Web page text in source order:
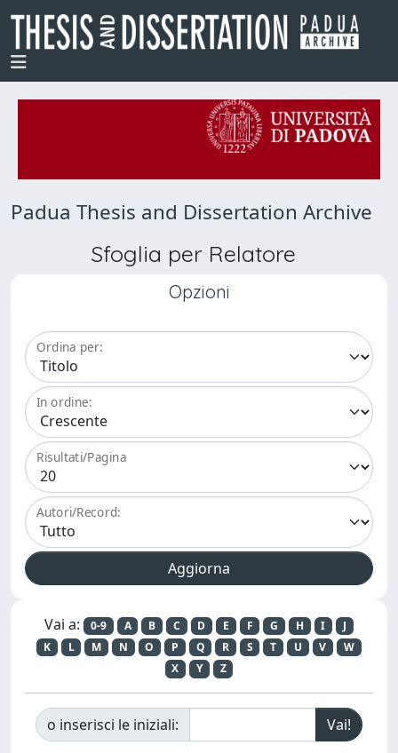
Padua Thesis and Dissertation Archive
Sfoglia per Relatore
Opzioni
Ordina per:
In ordine:
Risultati/Pagina
Autori/Record:
Vai a: 0-9 A B C D E F G H I
J
K
L M N O P Q R S T U V
W
X
Y Z
o inserisci le iniziali: